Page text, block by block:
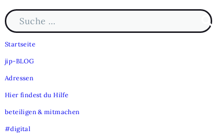
Suche nach:
Startseite
jip-BLOG
Adressen
Hier findest du Hilfe
beteiligen & mitmachen
#digital